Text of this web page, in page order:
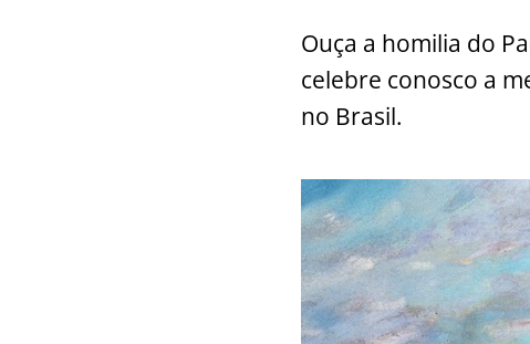
Ouça a homilia do
celebre conosco a
no Brasil.